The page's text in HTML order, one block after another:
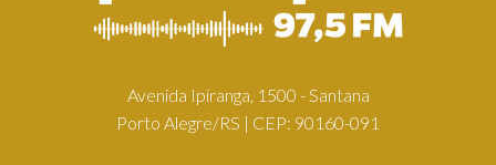
Avenida Ipiranga, 1500 - Santana
Porto Alegre/RS | CEP: 90160-091